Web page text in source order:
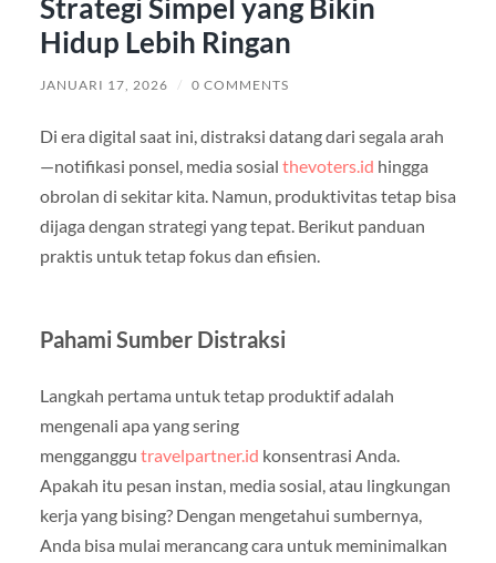
Strategi Simpel yang Bikin
Hidup Lebih Ringan
JANUARI 17, 2026 / 0 COMMENTS
Di era digital saat ini, distraksi datang dari segala arah
—notifikasi ponsel, media sosial thevoters.id hingga
obrolan di sekitar kita. Namun, produktivitas tetap bisa
dijaga dengan strategi yang tepat. Berikut panduan
praktis untuk tetap fokus dan efisien.
Pahami Sumber Distraksi
Langkah pertama untuk tetap produktif adalah
mengenali apa yang sering
mengganggu travelpartner.id konsentrasi Anda.
Apakah itu pesan instan, media sosial, atau lingkungan
kerja yang bising? Dengan mengetahui sumbernya,
Anda bisa mulai merancang cara untuk meminimalkan